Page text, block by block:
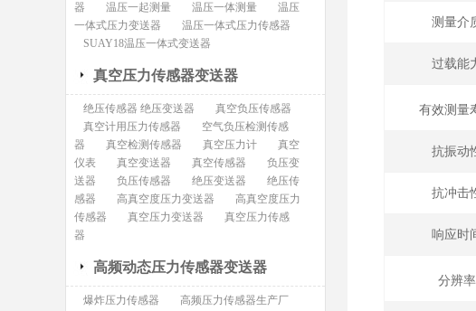
测量介
过载能
有效测量
抗振动
抗冲击
响应时
分辨率
器
温压一起测量 温压一体测量
温压
一体式压力变送器
温压一体式压力传感器
SUAY18温压一体式变送器
真空压力传感器变送器
绝压传感器 绝压变送器
真空负压传感器
真空计用压力传感器
空气负压检测传感
器
真空检测传感器 真空压力计
真空
仪表
真空变送器 真空传感器
负压变
送器
负压传感器 绝压变送器
绝压传
感器
高真空度压力变送器
高真空度压力
传感器
真空压力变送器
真空压力传感
器
高频动态压力传感器变送器
爆炸压力传感器
高频压力传感器生产厂